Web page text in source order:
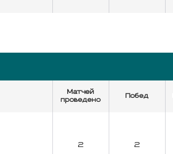
Матчей
проведено
Побед
2 2